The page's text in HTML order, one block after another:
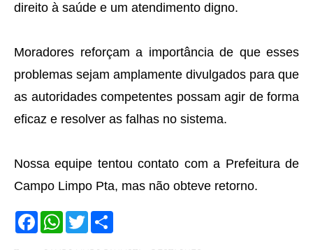
direito à saúde e um atendimento digno.
Moradores reforçam a importância de que esses
problemas sejam amplamente divulgados para que
as autoridades competentes possam agir de forma
eficaz e resolver as falhas no sistema.
Nossa equipe tentou contato com a Prefeitura de
Campo Limpo Pta, mas não obteve retorno.
F
a
W
h
T
w